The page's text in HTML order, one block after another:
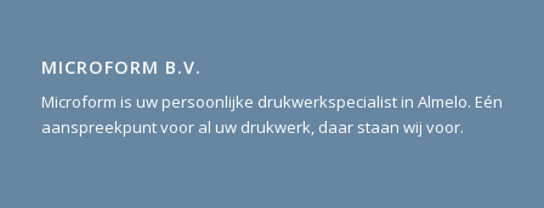
MICROFORM B.V.
Microform is uw persoonlijke drukwerkspecialist in Almelo. Eén
aanspreekpunt voor al uw drukwerk, daar staan wij voor.